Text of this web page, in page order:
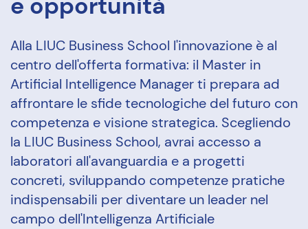
e opportunità
Alla LIUC Business School l'innovazione è al
centro dell'offerta formativa: il Master in
Artificial Intelligence Manager ti prepara ad
affrontare le sfide tecnologiche del futuro con
competenza e visione strategica. Scegliendo
la LIUC Business School, avrai accesso a
laboratori all'avanguardia e a progetti
concreti, sviluppando competenze pratiche
indispensabili per diventare un leader nel
campo dell'Intelligenza Artificiale